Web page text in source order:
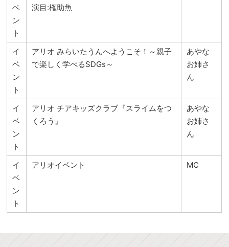
ベ
ン
ト
演目:権助魚
イ
ベ
ン
ト
アリオ みらいたうんへようこそ！～親子
で楽しく学べるSDGs～
あやな
お姉さ
ん
イ
ベ
ン
ト
アリオ チアキッズクラブ『スライムをつ
くろう』
あやな
お姉さ
ん
イ
ベ
ン
ト
アリオイベント MC